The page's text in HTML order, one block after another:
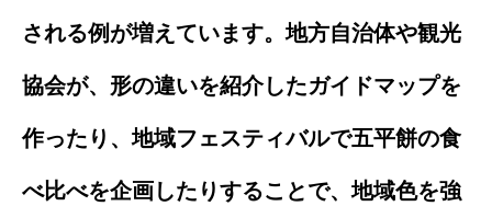
される例が増えています。地方自治体や観光
協会が、形の違いを紹介したガイドマップを
作ったり、地域フェスティバルで五平餅の食
べ比べを企画したりすることで、地域色を強